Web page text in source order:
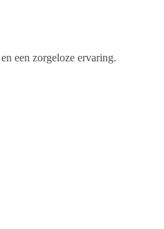
een zorgeloze ervaring.